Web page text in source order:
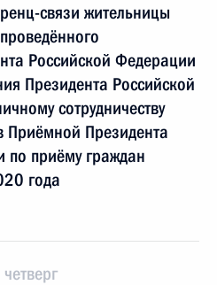
связи жительницы
Российской Федерации
Президента Российской
сотрудничеству
Президента
по приёму граждан
года